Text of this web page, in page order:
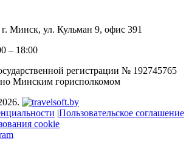
Минск, ул. Кульман 9, офис 391
– 18:00
регистрации № 192745765
Минским горисполкомом
|Пользовательское соглашение
cookie